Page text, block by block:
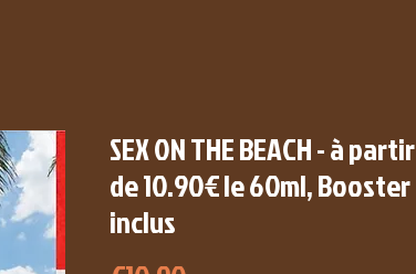
SEX ON THE BEACH - à partir
de 10.90€ le 60ml, Booster
inclus